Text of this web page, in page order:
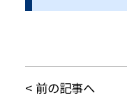
前の記事へ